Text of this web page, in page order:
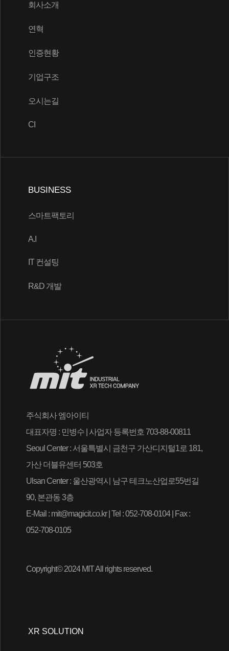
회사소개
연혁
인증현황
기업구조
오시는길
CI
BUSINESS
스마트팩토리
A.I
IT 컨설팅
R&D 개발
주식회사 엠아이티
대표자명 : 민병수 | 사업자 등록번호 703-88-00811
Seoul Center : 서울특별시 금천구 가산디지털1로 181,
가산 더블유센터 503호
Ulsan Center : 울산광역시 남구 테크노산업로55번길
90, 본관동 3층
E-Mail : mit@magicit.co.kr | Tel : 052-708-0104 | Fax :
052-708-0105
Copyright© 2024 MIT All rights reserved.
XR SOLUTION